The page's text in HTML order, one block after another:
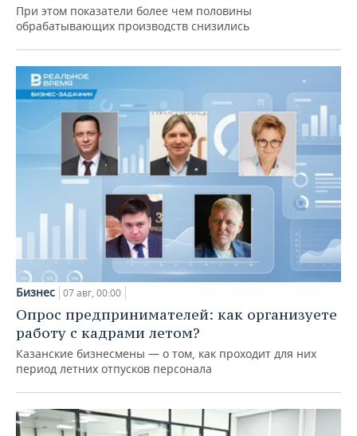
При этом показатели более чем половины
обрабатывающих производств снизились
Бизнес 07 авг, 00:00
Опрос предпринимателей: как организуете
работу с кадрами летом?
Казанские бизнесмены — о том, как проходит для них
период летних отпусков персонала